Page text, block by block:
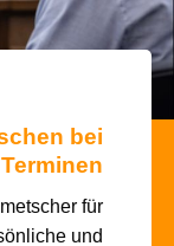
bei
für
und